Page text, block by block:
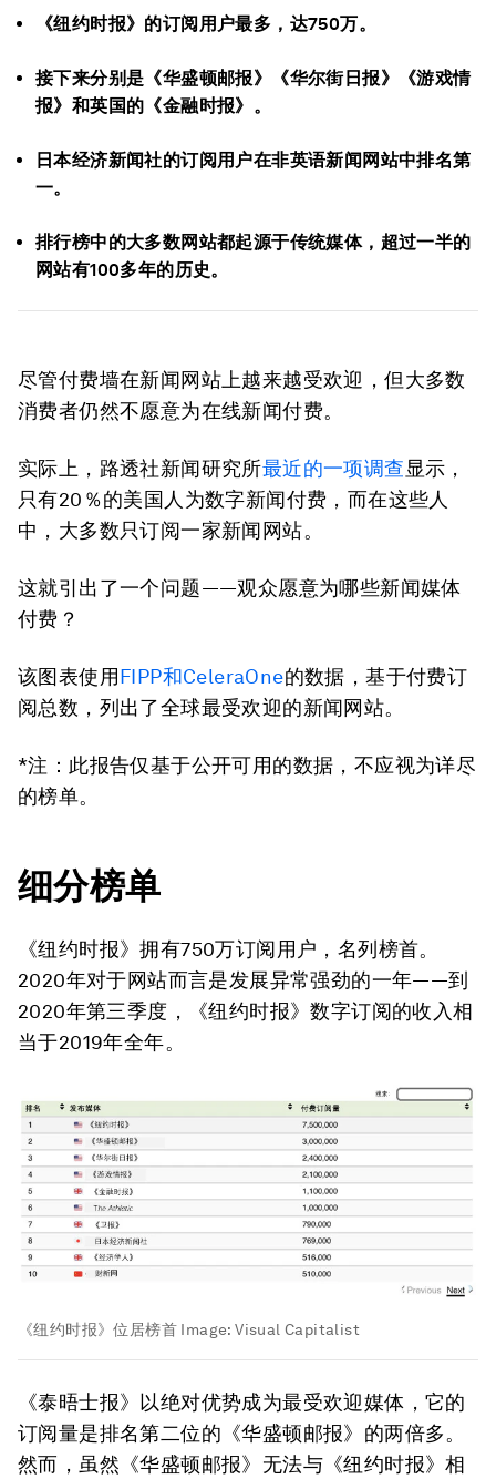
《纽约时报》的订阅用户最多，达750万。
接下来分别是《华盛顿邮报》《华尔街日报》《游戏情
报》和英国的《金融时报》。
日本经济新闻社的订阅用户在非英语新闻网站中排名第
一。
排行榜中的大多数网站都起源于传统媒体，超过一半的
网站有100多年的历史。
尽管付费墙在新闻网站上越来越受欢迎，但大多数
消费者仍然不愿意为在线新闻付费。
实际上，路透社新闻研究所最近的一项调查显示，
只有20％的美国人为数字新闻付费，而在这些人
中，大多数只订阅一家新闻网站。
这就引出了一个问题——观众愿意为哪些新闻媒体
付费？
该图表使用FIPP和CeleraOne的数据，基于付费订
阅总数，列出了全球最受欢迎的新闻网站。
*注：此报告仅基于公开可用的数据，不应视为详尽
的榜单。
细分榜单
《纽约时报》拥有750万订阅用户，名列榜首。
2020年对于网站而言是发展异常强劲的一年——到
2020年第三季度，《纽约时报》数字订阅的收入相
当于2019年全年。
《纽约时报》位居榜首 Image:Visual Capitalist
《泰晤士报》以绝对优势成为最受欢迎媒体，它的
订阅量是排名第二位的 《华盛顿邮报》 的两倍多。
然而，虽然《华盛顿邮报》无法与《纽约时报》相